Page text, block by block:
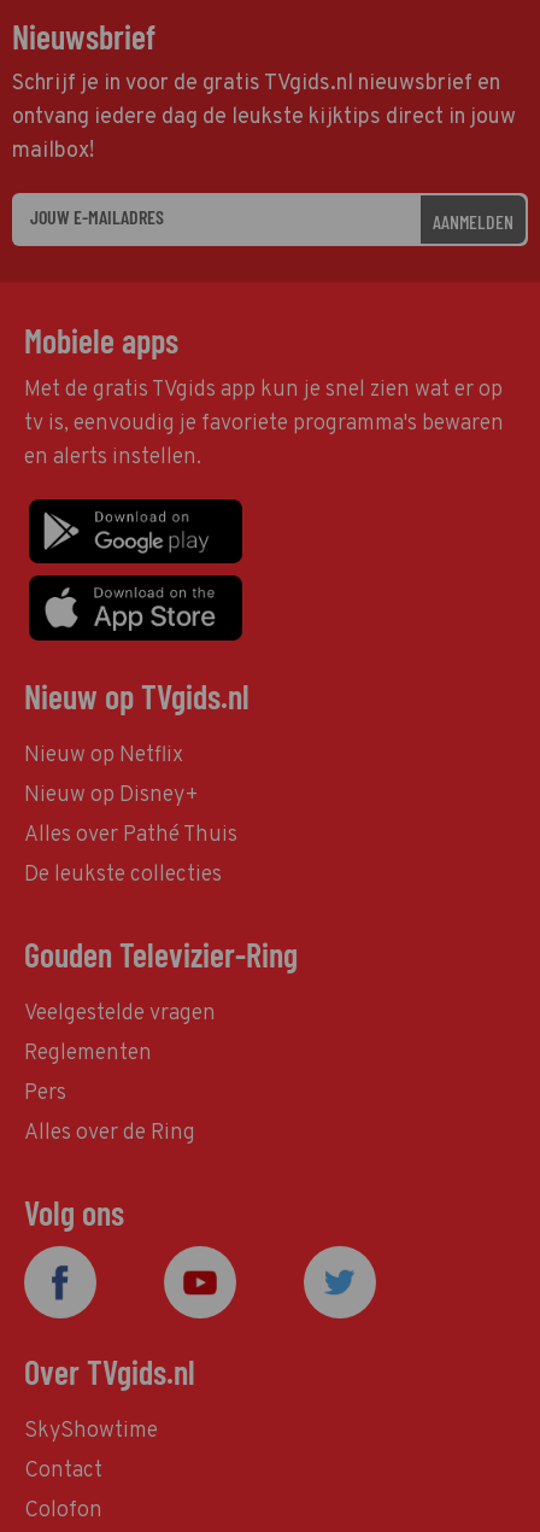
Nieuwsbrief
Schrijf je in voor de gratis TVgids.nl nieuwsbrief en
ontvang iedere dag de leukste kijktips direct in jouw
mailbox!
AANMELDEN
Mobiele apps
Met de gratis TVgids app kun je snel zien wat er op
tv is, eenvoudig je favoriete programma's bewaren
en alerts instellen.
Nieuw op TVgids.nl
Nieuw op Netflix
Nieuw op Disney+
Alles over Pathé Thuis
De leukste collecties
Gouden Televizier-Ring
Veelgestelde vragen
Reglementen
Pers
Alles over de Ring
Volg ons
Over TVgids.nl
SkyShowtime
Contact
Colofon